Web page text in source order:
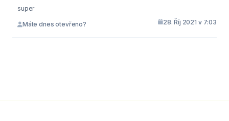
super
Máte dnes otevřeno? 28. Říj 2021 v 7:03